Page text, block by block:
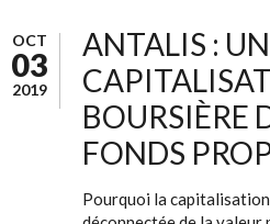
OCT
03
2019
ANTALIS :
BOURSIÈRE
FONDS
Pourquoi la